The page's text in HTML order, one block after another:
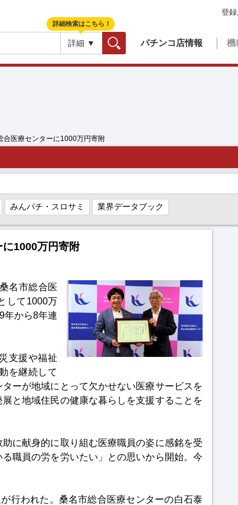
詳細 ▼ パチンコ店情報 機
登
詳細検索はこちら！
合医療センターに1000万円寄附
みんパチ・スロサミ 業界データブック
1000万円寄附
名市総合医
して1000万
年から8年連
支援や福祉
を継続して
ーが地域にとって欠かせない医療サービスを
と地域住民の健康な暮らしを支援することを
に献身的に取り組む医療職員の姿に感銘を受
職員の労を労いたい」との思いから開始。今
行われた。桑名市総合医療センターの白石泰